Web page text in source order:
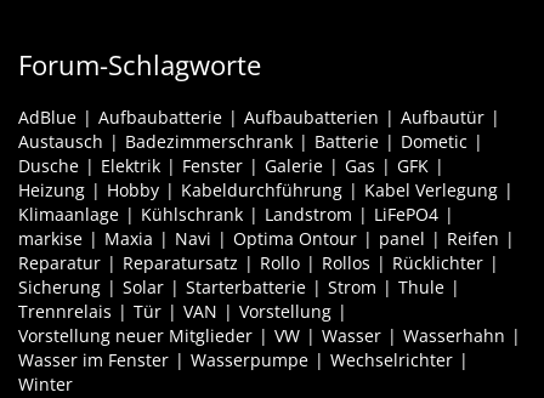
Forum-Schlagworte
AdBlue Aufbaubatterie Aufbaubatterien
Aufbautür
Austausch
Badezimmerschrank Batterie
Dometic
Dusche
Elektrik Fenster Galerie Gas
GFK
Heizung
Hobby Kabeldurchführung
Kabel Verlegung
Klimaanlage
Kühlschrank Landstrom
LiFePO4
markise
Maxia Navi Optima Ontour panel
Reifen
Reparatur
Reparatursatz Rollo Rollos
Rücklichter
Sicherung
Solar Starterbatterie Strom
Thule
Trennrelais
Tür VAN
Vorstellung
Vorstellung neuer Mitglieder
VW Wasser
Wasserhahn
Wasser im Fenster
Wasserpumpe
Wechselrichter
Winter